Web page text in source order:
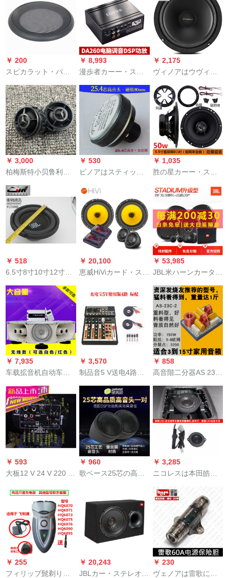
分周器の二分周器の
15寸のラッピング単
15寸【600 w、2800
hz】NO.2800
ックネのパワルア4を
改造しました。
ラッピング計台伸縮
音改造専門用16-20年
Q 7専用ペア【全国バ
ーガー設置】
￥ 200
スピカラット・パネ
ススク自動車ラッピ
ング・パッカー音響
低音砲全黒網カバ16
￥ 8,993
漫歩者カーー・ステ
がないBluetooth接続
4路出力DSPプロセ
￥ 2,175
ヴィノアはウヴィス8
チの中低音スピーカ
ーーユニトが新しい
です。
￥ 3,000
柏梅斯特小贝鲁利卡
ンチの中低音スピカ
の改订に适用され、
车载オーストリアデ
ィオをグーした1対の
高音シングピルカー
￥ 530
ビノアはスティッチ
音質スッピー駆動Ӣド
44芯のラッピングパ
ッド51芯の大出力ス
ピカ25.4芯の80マグ
ネットにフィットし
ます。
￥ 1,035
胜の星カーー・ステ
重低音スピカー4寸5
リンチ6.5インチ4*6
寸6寸6*9寸ラパッド-
カ-低音炮6.5寸の逸品
スピカーに対する
【ネットカーバ】の
爆音质
￥ 518
6.5寸8寸10寸12寸の
ーKTV重低音家庭ス
ピーホーン8寸100磁
気35芯4欧200 W
￥ 20,100
恵威HiViカード・ステ
ーF 1600 MKIII二分
割セクトラッピング
无损改订车载スピカ
ユニーバサイプレス
机能放低音炮
￥ 53,985
JBL米ハーンカータ
造发热高音音オリプ
ロ3分周6.5イン4ドア
ラッチ【Stdium Att】
4ドアラッピング机能
￥ 7,935
车载拡音机自动车四
方向车头広告告宣传
スピオ音响录音スピ
カ1000 w(无线発声)
强化12スピカセミナ
￥ 3,570
制品音5 V送电4路小
型调律台16种の残響
効果家庭用K歌ステジ
演出5.0 Bluetooth
USB 5 V给电版の标准
装备
￥ 858
高音階二分器AS 23 C
フラットの高音階電
子分周器をカスタス
マスにします。
￥ 593
大板12 V 24 V 220 V
トストーク大出力ブ
ラストストストスト
ストストスト機能付
の低音砲機能放板ス
ピーカードドSN
5237に適用します。
￥ 960
歌ベース25芯の高音
ァの機能を合せる車
載用ソプラノサウン
ドトラック
￥ 3,285
ニコレスは本田皓影
のCRVメータ台の中
でホーンの重い低音
音音音音响をコート
ンして17-20の
CRV(ダブトリングの
中音ホーン)を改造し
て高品质の音を高め
ます。
￥ 255
フィリップ髭剃り充
￥ 20,243
JBLカー・ステレオウ
￥ 230
ヴェノアは雷歌にふ